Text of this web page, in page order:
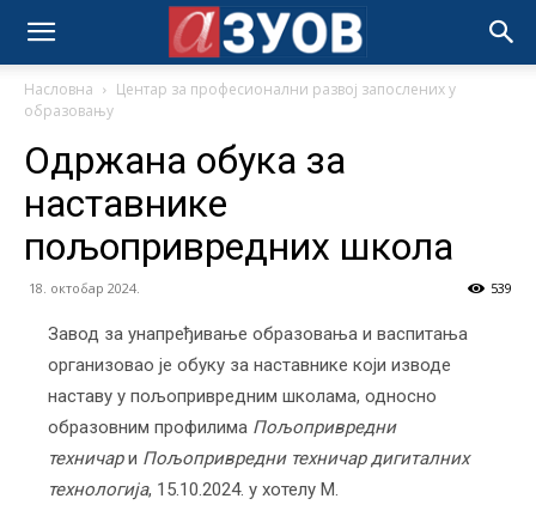
Насловна
Центар за професионални развој запослених у
образовању
Одржана обука за
наставнике
пољопривредних школа
18. октобар 2024. 539
Завод за унапређивање образовања и васпитања
организовао је обуку за наставнике који изводе
наставу у пољопривредним школама, односно
образовним профилима Пољопривредни
техничари Пољопривредни техничар дигиталних
технологија, 15.10.2024. у хотелу М.